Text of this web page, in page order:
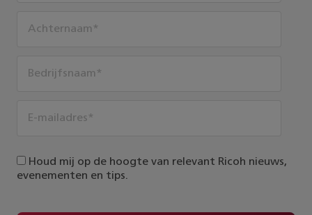
Houd mij op de hoogte van relevant Ricoh nieuws,
evenementen en tips.